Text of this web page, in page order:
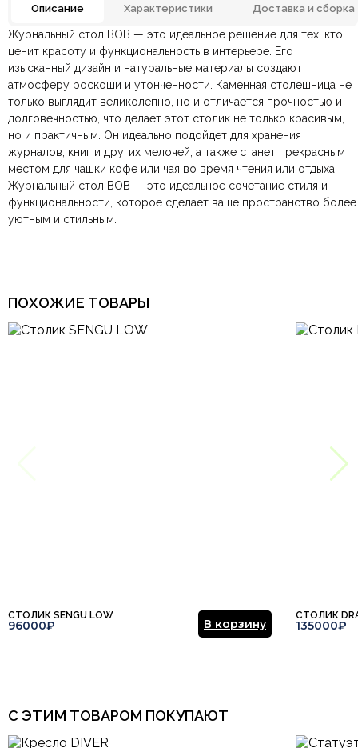
Описание Характеристики Доставка и сборка
Журнальный стол BOB — это идеальное решение для тех, кто
ценит красоту и функциональность в интерьере. Его
изысканный дизайн и натуральные материалы создают
атмосферу роскоши и утонченности. Каменная столешница не
только выглядит великолепно, но и отличается прочностью и
долговечностью, что делает этот столик не только красивым,
но и практичным. Он идеально подойдет для хранения
журналов, книг и других мелочей, а также станет прекрасным
местом для чашки кофе или чая во время чтения или отдыха.
Журнальный стол BOB — это идеальное сочетание стиля и
функциональности, которое сделает ваше пространство более
уютным и стильным.
Цвет
Комната
Балкон-лоджия,
Гардеробная, Гостиная,
Кабинет, Офис, Спальня
Материал Камень, Металл
Размеры ШxГxВ 490х490х500 мм.
Тип продажи
По всей России: отправляем через транспортную
компанию СДЭК. Срок доставки —до 7 дней.
По Москве и Санкт-Петербургу:быстрая
Яндекс.Доставка— доставка в день заказа.
Оплата в салоне-магазине— наличными или картой
при самовывозе.
Безналичная оплата по счёту— для юридических и
физических лиц.
Онлайн оплата картой— быстрая и безопасная через
сайт.
Отзывов ещё нет. Напишите первым.
Ваша общая оценка
Заголовок вашего отзыва
ПОХОЖИЕ ТОВАРЫ
СТОЛИК SENGU LOW
96000₽ В корзину
СТОЛИК
135000₽
С ЭТИМ ТОВАРОМ ПОКУПАЮТ